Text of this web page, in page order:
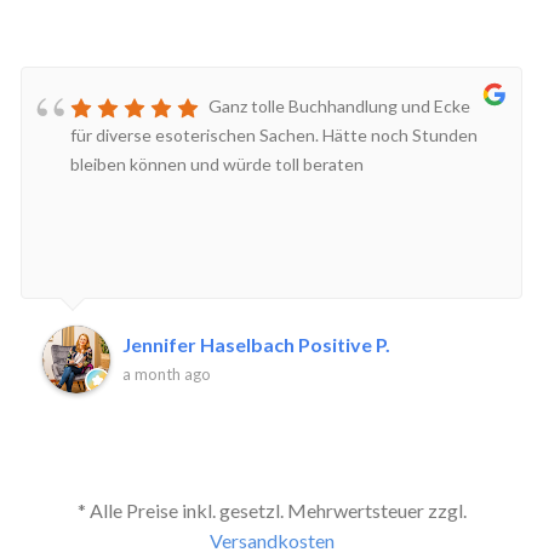
Ganz tolle Buchhandlung und Ecke
für diverse esoterischen Sachen. Hätte noch Stunden
bleiben können und würde toll beraten
Jennifer Haselbach Positive P.
a month ago
* Alle Preise inkl. gesetzl. Mehrwertsteuer zzgl.
Versandkosten